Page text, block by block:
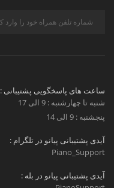
ساعت های پاسخگویی پشتیبانی :
شنبه تا چهارشنبه : 9 الی 17
پنجشنبه : 9 الی 14
آیدی پشتیبانی پیانو در تلگرام :
Piano_Support
آیدی پشتیبانی پیانو در بله :